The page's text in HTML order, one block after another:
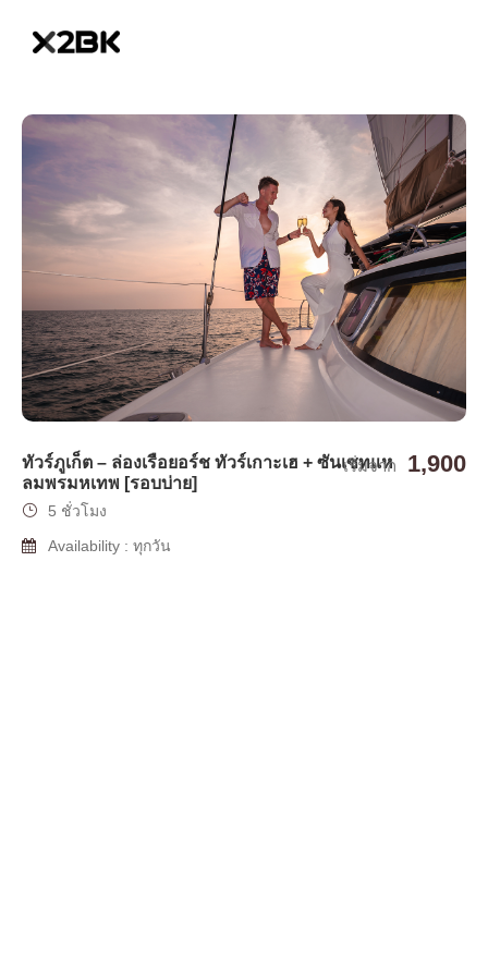
ทัวร์ภูเก็ต – ล่องเรือยอร์ช ทัวร์เกาะเฮ + ซันเซทแห
ลมพรมหเทพ [รอบบ่าย]
เริ่มจาก 1,900
5 ชั่วโมง
Availability : ทุกวัน